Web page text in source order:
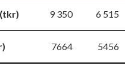
9 350 6 515
7664 5456